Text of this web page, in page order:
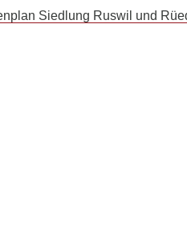
Siedlung Ruswil und